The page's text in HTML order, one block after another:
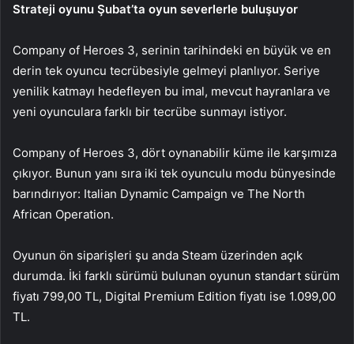
Strateji oyunu Şubat’ta oyun severlerle buluşuyor
Company of Heroes 3, serinin tarihindeki en büyük ve en
derin tek oyuncu tecrübesiyle gelmeyi planlıyor. Seriye
yenilik katmayı hedefleyen bu imal, mevcut hayranlara ve
yeni oyunculara farklı bir tecrübe sunmayı istiyor.
Company of Heroes 3, dört oynanabilir küme ile karşımıza
çıkıyor. Bunun yanı sıra iki tek oyunculu modu bünyesinde
barındırıyor: Italian Dynamic Campaign ve The North
African Operation.
Oyunun ön siparişleri şu anda Steam üzerinden açık
durumda. İki farklı sürümü bulunan oyunun standart sürüm
fiyatı 799,00 TL, Digital Premium Edition fiyatı ise 1.099,00
TL.